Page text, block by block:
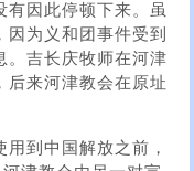
有因此停顿下来。虽
为义和团事件受到
。吉长庆牧师在河津
后来河津教会在原址
到中国解放之前，